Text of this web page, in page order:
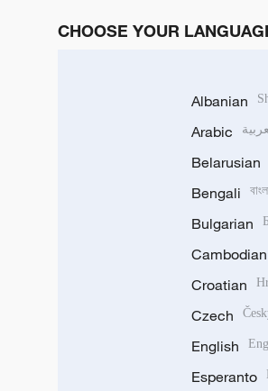
CHOOSE YOUR
Albanian
Arabic
Belarusian
Bengali
Bulgarian
Cambodian
Croatian
Czech
English
Esperanto